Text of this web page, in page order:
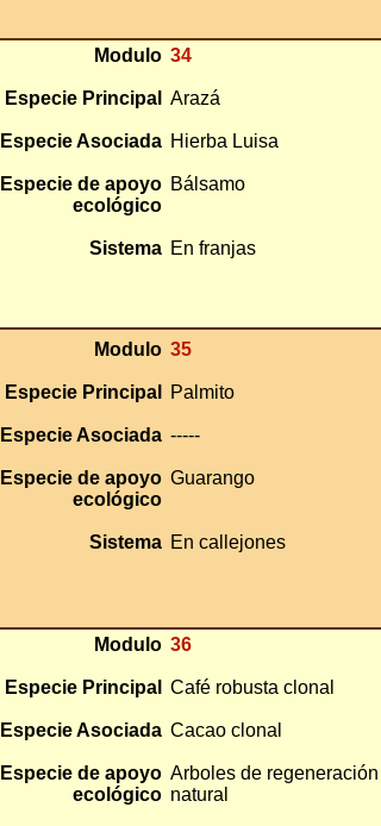
Modulo
Especie Principal
Especie Asociada
Especie de apoyo
ecológico
Sistema
34
Arazá
Hierba Luisa
Bálsamo
En franjas
Modulo
Especie Principal
Especie Asociada
Especie de apoyo
ecológico
Sistema
35
Palmito
-----
Guarango
En callejones
Modulo
Especie Principal
Especie Asociada
Especie de apoyo
ecológico
36
Café robusta clonal
Cacao clonal
Arboles de regeneración
natural